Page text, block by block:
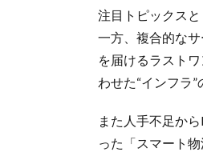
注目トピックス
一方、複合的な
を届けるラスト
わせた“インフラ
また人手不足か
った「スマート